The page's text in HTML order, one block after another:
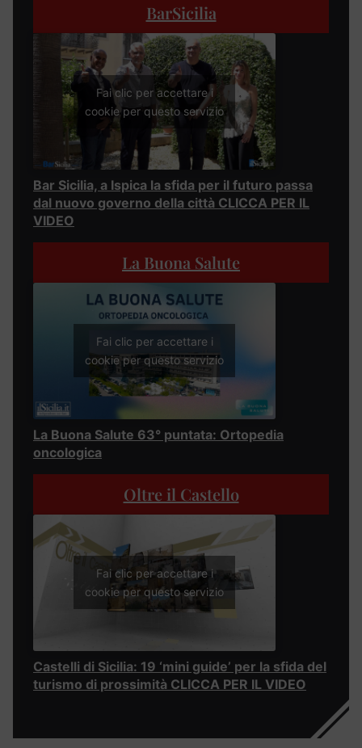
BarSicilia
Fai clic per accettare i
cookie per questo servizio
Bar Sicilia, a Ispica la sfida per il futuro passa
dal nuovo governo della città CLICCA PER IL
VIDEO
La Buona Salute
Fai clic per accettare i
cookie per questo servizio
La Buona Salute 63° puntata: Ortopedia
oncologica
Oltre il Castello
Fai clic per accettare i
cookie per questo servizio
Castelli di Sicilia: 19 ‘mini guide’ per la sfida del
turismo di prossimità CLICCA PER IL VIDEO